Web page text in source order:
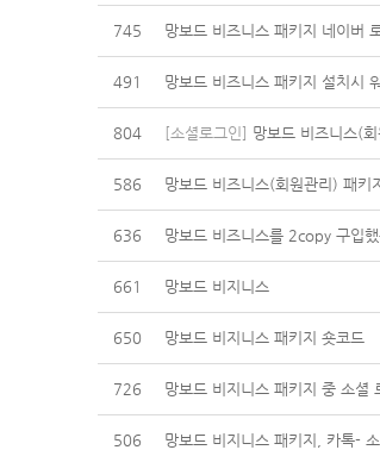
745 망보드 비즈니스 패키지 네이버
491 망보드 비즈니스 패키지 설치시
804 [소셜로그인] 망보드 비즈니스(
586 망보드 비즈니스(회원관리) 패키
636 망보드 비즈니스를 2copy 구입
661 망보드 비지니스
650 망보드 비지니스 패키지 숏코드
726 망보드 비지니스 패키지 중 소셜
506 망보드 비지니스 패키지, 카톡-